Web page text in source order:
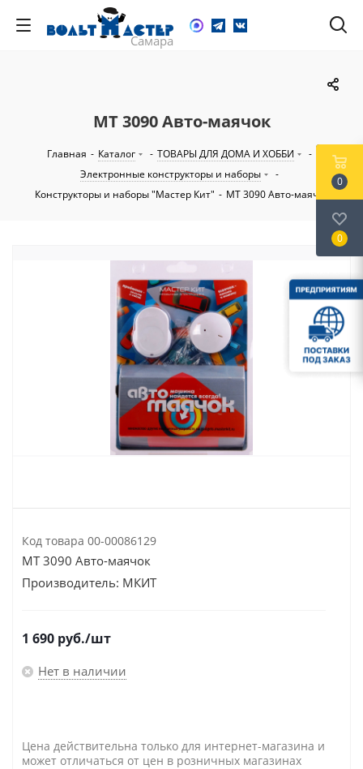
MT 3090 Авто-маячок
Главная - Каталог - ТОВАРЫ ДЛЯ ДОМА И ХОББИ
-
Электронные конструкторы и наборы
-
Конструкторы и наборы "Мастер Кит" - MT 3090 Авто-маячок
Код товара 00-00086129
MT 3090 Авто-маячок
Производитель: МКИТ
1 690 руб./шт
Нет в наличии
Цена действительна только для интернет-магазина и
может отличаться от цен в розничных магазинах
0
0